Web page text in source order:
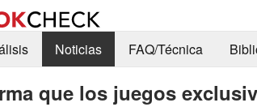
Noticias FAQ/Técnica
que los juegos